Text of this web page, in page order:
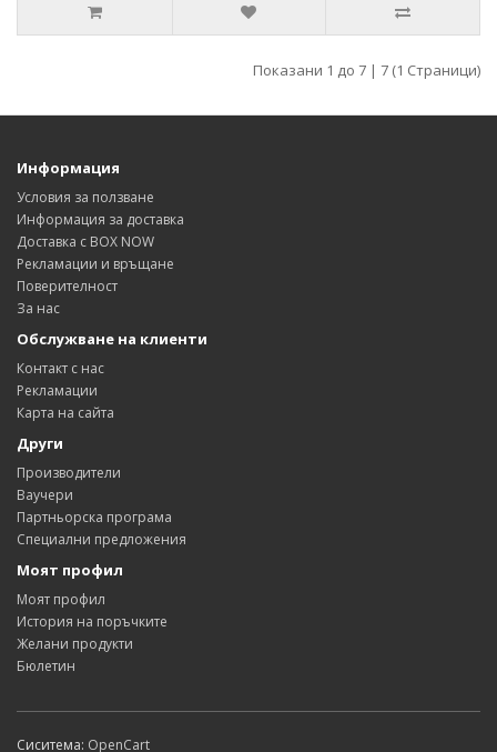
Показани 1 до 7 | 7 (1 Страници)
Информация
Условия за ползване
Информация за доставка
Доставка с BOX NOW
Рекламации и връщане
Поверителност
За нас
Обслужване на клиенти
Контакт с нас
Рекламации
Карта на сайта
Други
Производители
Ваучери
Партньорска програма
Специални предложения
Моят профил
Моят профил
История на поръчките
Желани продукти
Бюлетин
Сиситема: OpenCart